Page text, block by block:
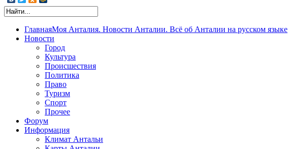
ГлавнаяМоя Анталия. Новости Анталии. Всё об Анталии на русском языке
Новости
Город
Культура
Происшествия
Политика
Право
Туризм
Спорт
Прочее
Форум
Информация
Климат Антальи